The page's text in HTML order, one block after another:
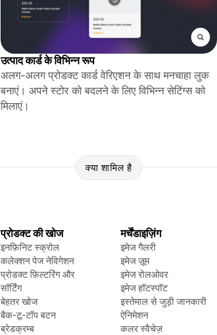
उत्पाद कार्ड के विभिन्न रूप
अलग-अलग प्रोडक्ट कार्ड वेरिएशन के साथ मनचाहा लुक
बनाएं। अपने स्टोर को बदलने के लिए विभिन्न सेटिंग्स को
मिलाएं।
क्या शामिल है
प्रोडक्ट की खोज
इनफ़िनिट स्क्रोल
कलेक्शन पेज नेविगेशन
प्रोडक्ट फ़िल्टरिंग और
सॉर्टिंग
बेहतर खोज
बैक-टू-टॉप बटन
ब्रेडक्रम्ब
मर्चेंडाइज़िंग
इमेज गैलरी
इमेज ज़ूम
इमेज रोलओवर
इमेज हॉटस्पॉट
इस्तेमाल से जुड़ी जानकारी
ऐनिमेशन
कलर स्वैचेज़